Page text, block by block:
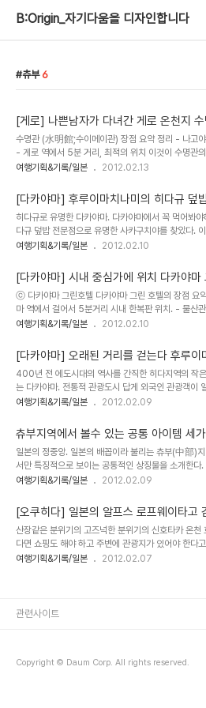
B:Origin_자기다움을 디자인합니다
츄부 6
[게로] 나쁜남자가 다녀간 게로 온천지
수명관 (水明館;수이메이관) 장점 요약 정리 - 나고
- 게로 역에서 5분 거리, 최적의 위치 이것이 수명관
부가 다녀갔다 해서 더 유명해졌음. - 뭐니뭐니해도 게
3층, 9층 최고전망대 온천 3개 운영 수명관은 4동이
선 규모가 가장 크다. 병풍같은 산림이 감싸고 앞은 물
중심가의 중심인 수명관(수이메이관) 큰 건물 세 동이
심가이기도 하며 게로역과 인접해 인기가 좋다. 겨울
밤 불꽃놀이를 하는데 외출하지 않고 수명관 건물에서
간 이후로 더..
여행기획&기록/일본 2012.02.13
[다카야마] 후루이마치나미의 히다규 덮
카구치야
히다규로 유명한 다카야마. 다카야마에서 꼭 먹어봐야
다규 덮밥 전문점으로 유명한 사카구치야를 찾았다.
이블을 선택했다. 모래에 뭍힌 숯이 벌겋게 익었다. 가
부리 1,300엔 일본에서는 카레가 나오면 꼭 차가운 물
겨울에도 다른음식에는 녹차가 나오는데 카레는 찬물
거워야 제맛이듯, 카레에는 찬물이 콤비인듯. 이곳의
식. 히다규 니기리 스시(飛騨牛にぎり寿司) 2개
덮은 스시 두 알을 과자받침에 담아 내놓는다. 포장이
프가 개발한 스시로 특허도 냈다고 한다. ..
여행기획&기록/일본 2012.02.10
[다카야마] 시내 중심가에 위치 다카야마
ⓒ 다카야마 그린호텔 다카야마 그린 호텔의 장점 요
마 역에서 걸어서 5분거리 시내 한복판 위치. - 물산
어 쇼핑 한큐에 끝냄 - 물산관 옆에 무료 족욕탕 있음.
대욕탕 노천온천 시설 좋음 규모 큰 호텔 선호자에게
에서 걸어서 5분 거리. 교통이 편리한고 번화가에 인접
에 좋다. 본관 9층, 별관 5층의 대형 호텔로 그만큼
과, 온천 시설을 마련했다. 특히 물산관을 둠으로서 다
기념품을 숙박하면서 구매할수 있다는 장점이 크다. 넉
두 층에 묵는 고객에..
여행기획&기록/일본 2012.02.10
[다카야마] 오래된 거리를 걷는다 후루이
400년 전 에도시대의 역사를 간직한 히다지역의 작
는 다카야마. 전통적 관광도시 답게 외국인 관광객이
명 방문한다. 그만큼 외국인들에겐 일본적인 매력으로
구가 늘고 번화가가 생기듯 다카야마 진야가 생긴 후
한 거리가 바로 '산마치'다. 역사를 고스란히 담은 이
요 전통 건물 보존 지역으로 선정되어 현재도 갈색과
풍경에 어울리는 건축물에만 신축. 개장을 허가한다.
사무라이가 중앙으로부터 파견된 직할관청이다. 그런
카페를 비롯한 음식점, 공예점..
여행기획&기록/일본 2012.02.09
츄부지역에서 볼수 있는 공통 아이템 세가
일본의 정중앙. 일본의 배꼽이라 불리는 츄부(中部)지
서만 특징적으로 보이는 공통적인 상징물을 소개한다.
품으로 전해지기도 하지만 현대인의 입맞게 맞게 변형
에 흰색과 분홍색의 조각들을 붙여 장식된 것을 많이
는 장식품으로 꽃을 의미하는 하나(はな)와 떡을 의미
ち)가 합쳐진 말이다. 겨울에는 꽃이 피지 않기 때문
을 만들어 장식해두는 것이다. 큰 공간일수록 크고 화
어개에 몇알의 장식만 해둔 소박하고 앙증맞은 장식도
여행기획&기록/일본 2012.02.09
[오쿠히다] 일본의 알프스 로프웨이타고
산장같은 분위기의 고즈넉한 분위기의 신호타카 온천
다면 쇼핑도 해야 하고 주변에 관광지가 있어야 한다
들에게 이 호텔의 고요하기만한 분위기가 불편할 수도
른 기준으로 2,800엔이다. (어린이 1,400엔) 해발
돌라를를 타고 하얀 세상을 가로지르..
여행기획&기록/일본 2012.02.07
Copyright © Daum Corp. All rights reserved.
관련사이트